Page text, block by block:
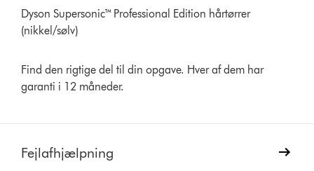
Dyson Supersonic™ Professional Edition hårtørrer
(nikkel/sølv)
Find den rigtige del til din opgave. Hver af dem har
garanti i 12 måneder.
Fejlafhjælpning